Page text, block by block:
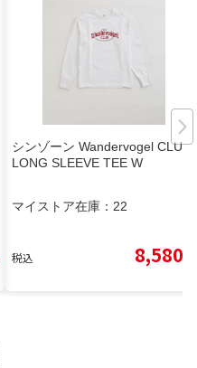
シンゾーン Wandervogel CLUB
LONG SLEEVE TEE W
マイストア在庫： 22
税込 8,580